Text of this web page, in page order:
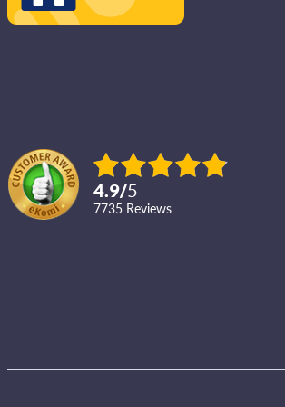
4.9/5
7735 reviews